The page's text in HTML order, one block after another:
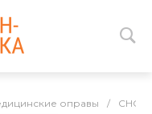
оправы /